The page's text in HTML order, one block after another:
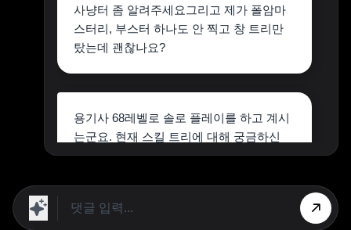
사냥터 좀 알려주세요그리고 제가 폴암마
스터리, 부스터 하나도 안 찍고 창 트리만
탔는데 괜찮나요?
용기사 68레벨로 솔로 플레이를 하고 계시
는군요. 현재 스킬 트리에 대해 궁금하신
점과 효율적인 사냥터에 대해 안내해 드리
# 스킬 트리에 대한 조언